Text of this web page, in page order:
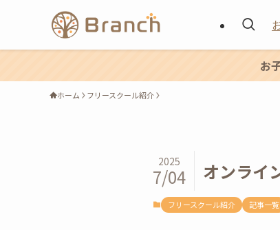
お
ホーム フリースクール紹介
オンライ
2025
7/04
フリースクール紹介 記事一覧